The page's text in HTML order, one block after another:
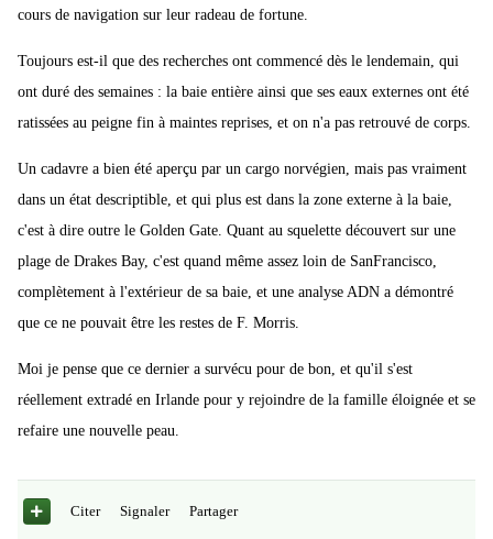
cours de navigation sur leur radeau de fortune.
Toujours est-il que des recherches ont commencé dès le lendemain, qui
ont duré des semaines : la baie entière ainsi que ses eaux externes ont été
ratissées au peigne fin à maintes reprises, et on n'a pas retrouvé de corps.
Un cadavre a bien été aperçu par un cargo norvégien, mais pas vraiment
dans un état descriptible, et qui plus est dans la zone externe à la baie,
c'est à dire outre le Golden Gate. Quant au squelette découvert sur une
plage de Drakes Bay, c'est quand même assez loin de SanFrancisco,
complètement à l'extérieur de sa baie, et une analyse ADN a démontré
que ce ne pouvait être les restes de F. Morris.
Moi je pense que ce dernier a survécu pour de bon, et qu'il s'est
réellement extradé en Irlande pour y rejoindre de la famille éloignée et se
refaire une nouvelle peau.
Citer Signaler Partager